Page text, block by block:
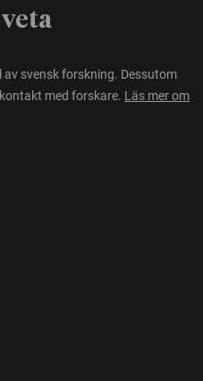
svensk forskning. Dessutom
med forskare. Läs mer om